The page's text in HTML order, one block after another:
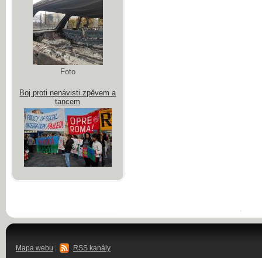
Foto
Boj proti nenávisti zpěvem a
tancem
Mapa webu RSS kanály